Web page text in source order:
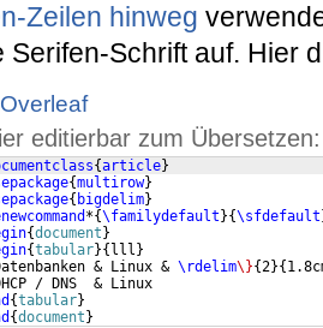
Zeilen hinweg
Serifen-Schrift auf. Hier
editierbar zum Übersetzen:
{article}
{multirow}
{ bigdelim}
*{\familydefault }{\sfdefault
{document }
{tabular}{ lll }
& Linux &
\rdelim\}{2}{
/ DNS  & Linux
{tabular}
{document }